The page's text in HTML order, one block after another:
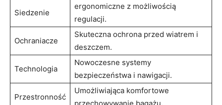
Siedzenie
ergonomiczne z możliwością
regulacji.
Ochraniacze
Skuteczna ochrona przed wiatrem i
deszczem.
Technologia
Nowoczesne systemy
bezpieczeństwa i nawigacji.
Przestronność
Umożliwiająca komfortowe